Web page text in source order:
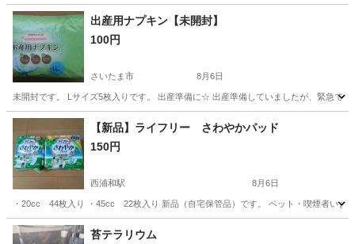
埼玉 さいたま市 西大宮駅 その他
出産用ナプキン【未開封】
100円
さいたま市 8月6日
未開封です。 Lサイズ5枚入りです。 出産準備に☆ 出産準備していましたが、緊急で
埼玉 さいたま市 その他 ナプキン
【新品】ライフリー さわやかパッド
150円
西浦和駅 8月6日
・20cc 44枚入り ・45cc 22枚入り 新品（自宅保管品）です。 ペット・喫煙者いま
埼玉 さいたま市 西浦和駅
苔テラリウム